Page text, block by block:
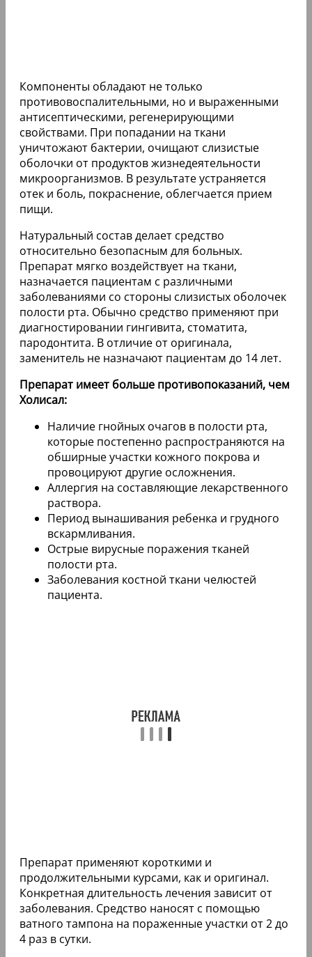
Компоненты обладают не только
противовоспалительными, но и выраженными
антисептическими, регенерирующими
свойствами. При попадании на ткани
уничтожают бактерии, очищают слизистые
оболочки от продуктов жизнедеятельности
микроорганизмов. В результате устраняется
отек и боль, покраснение, облегчается прием
пищи.
Натуральный состав делает средство
относительно безопасным для больных.
Препарат мягко воздействует на ткани,
назначается пациентам с различными
заболеваниями со стороны слизистых оболочек
полости рта. Обычно средство применяют при
диагностировании гингивита, стоматита,
пародонтита. В отличие от оригинала,
заменитель не назначают пациентам до 14 лет.
Препарат имеет больше противопоказаний, чем
Холисал:
Наличие гнойных очагов в полости рта,
которые постепенно распространяются на
обширные участки кожного покрова и
провоцируют другие осложнения.
Аллергия на составляющие лекарственного
раствора.
Период вынашивания ребенка и грудного
вскармливания.
Острые вирусные поражения тканей
полости рта.
Заболевания костной ткани челюстей
пациента.
Препарат применяют короткими и
продолжительными курсами, как и оригинал.
Конкретная длительность лечения зависит от
заболевания. Средство наносят с помощью
ватного тампона на пораженные участки от 2 до
4 раз в сутки.